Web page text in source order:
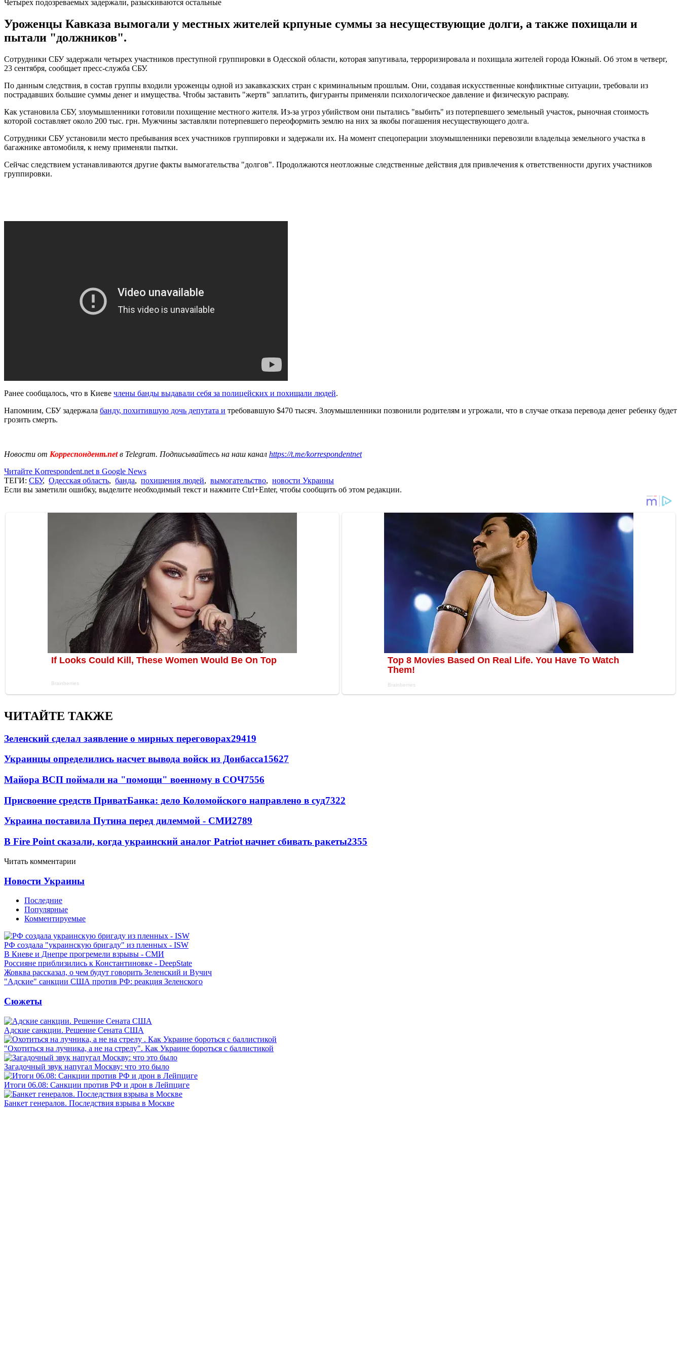
Четырех подозреваемых задержали, разыскиваются остальные
Уроженцы Кавказа вымогали у местных жителей крпуные суммы за несуществующие долги, а также похищали и
пытали "должников".
Сотрудники СБУ задержали четырех участников преступной группировки в Одесской области, которая запугивала, терроризировала и похищала жителей города Южный. Об этом в четверг,
23 сентября, сообщает пресс-служба СБУ.
По данным следствия, в состав группы входили уроженцы одной из закавказских стран с криминальным прошлым. Они, создавая искусственные конфликтные ситуации, требовали из
пострадавших большие суммы денег и имущества. Чтобы заставить "жертв" заплатить, фигуранты применяли психологическое давление и физическую расправу.
Как установила СБУ, злоумышленники готовили похищение местного жителя. Из-за угроз убийством они пытались "выбить" из потерпевшего земельный участок, рыночная стоимость
которой составляет около 200 тыс. грн. Мужчины заставляли потерпевшего переоформить землю на них за якобы погашения несуществующего долга.
Сотрудники СБУ установили место пребывания всех участников группировки и задержали их. На момент спецоперации злоумышленники перевозили владельца земельного участка в
багажнике автомобиля, к нему применяли пытки.
Сейчас следствием устанавливаются другие факты вымогательства "долгов". Продолжаются неотложные следственные действия для привлечения к ответственности других участников
группировки.
Ранее сообщалось, что в Киеве члены банды выдавали себя за полицейских и похищали людей.
Напомним, СБУ задержала банду, похитившую дочь депутата и требовавшую $470 тысяч. Злоумышленники позвонили родителям и угрожали, что в случае отказа перевода денег ребенку будет
грозить смерть.
Новости от Корреспондент.netв Telegram. Подписывайтесь на наш канал https://t.me/korrespondentnet
Читайте Korrespondent.net в Google News
ТЕГИ: СБУ, Одесская область, банда, похищения людей, вымогательство, новости Украины
Если вы заметили ошибку, выделите необходимый текст и нажмите Ctrl+Enter, чтобы сообщить об этом редакции.
ЧИТАЙТЕ ТАКЖЕ
Зеленский сделал заявление о мирных переговорах29419
Украинцы определились насчет вывода войск из Донбасса15627
Майора ВСП поймали на "помощи" военному в СОЧ7556
Присвоение средств ПриватБанка: дело Коломойского направлено в суд7322
Украина поставила Путина перед дилеммой - СМИ2789
В Fire Point сказали, когда украинский аналог Patriot начнет сбивать ракеты2355
Читать комментарии
Новости Украины
Последние
Популярные
Комментируемые
РФ создала "украинскую бригаду" из пленных - ISW
В Киеве и Днепре прогремели взрывы - СМИ
Россияне приблизились к Константиновке - DeepState
Жовква рассказал, о чем будут говорить Зеленский и Вучич
"Адские" санкции США против РФ: реакция Зеленского
Сюжеты
Адские санкции. Решение Сената США
"Охотиться на лучника, а не на стрелу". Как Украине бороться с баллистикой
Загадочный звук напугал Москву: что это было
Итоги 06.08: Санкции против РФ и дрон в Лейпциге
Банкет генералов. Последствия взрыва в Москве